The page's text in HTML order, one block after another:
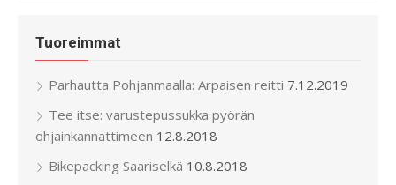
Tuoreimmat
Parhautta Pohjanmaalla: Arpaisen reitti 7.12.2019
Tee itse: varustepussukka pyörän
ohjainkannattimeen 12.8.2018
Bikepacking Saariselkä 10.8.2018